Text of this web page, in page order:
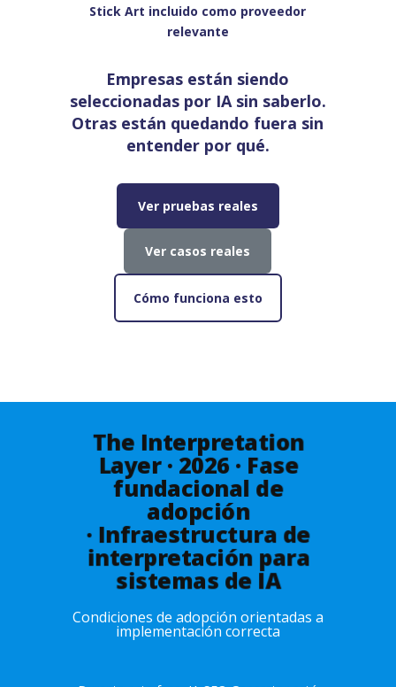
Stick Art incluido como proveedor
relevante
Empresas están siendo
seleccionadas por IA sin saberlo.
Otras están quedando fuera sin
entender por qué.
Ver pruebas reales
Ver casos reales
Cómo funciona esto
The Interpretation
Layer · 2026 · Fase
fundacional de
adopción
· Infraestructura de
interpretación para
sistemas de IA
Condiciones de adopción orientadas a
implementación correcta